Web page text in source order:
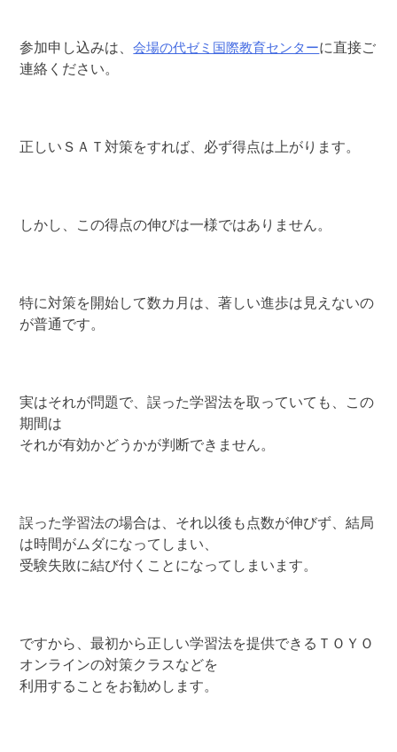
参加申し込みは、会場の代ゼミ国際教育センターに直接ご
連絡ください。
正しいＳＡＴ対策をすれば、必ず得点は上がります。
しかし、この得点の伸びは一様ではありません。
特に対策を開始して数カ月は、著しい進歩は見えないの
が普通です。
実はそれが問題で、誤った学習法を取っていても、この
期間は
それが有効かどうかが判断できません。
誤った学習法の場合は、それ以後も点数が伸びず、結局
は時間がムダになってしまい、
受験失敗に結び付くことになってしまいます。
ですから、最初から正しい学習法を提供できるＴＯＹＯ
オンラインの対策クラスなどを
利用することをお勧めします。